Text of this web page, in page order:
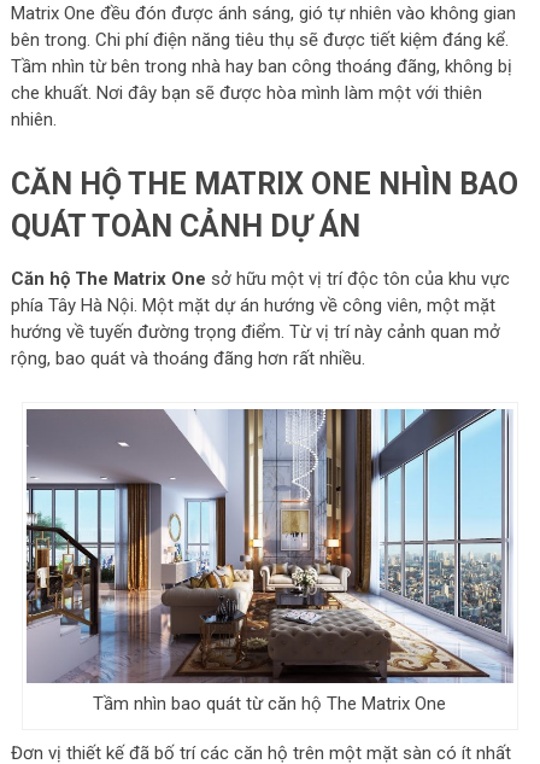
Matrix One đều đón được ánh sáng, gió tự nhiên vào không gian
bên trong. Chi phí điện năng tiêu thụ sẽ được tiết kiệm đáng kể.
Tầm nhìn từ bên trong nhà hay ban công thoáng đãng, không bị
che khuất. Nơi đây bạn sẽ được hòa mình làm một với thiên
nhiên.
CĂN HỘ THE MATRIX ONE NHÌN BAO
QUÁT TOÀN CẢNH DỰ ÁN
Căn hộ The Matrix One sở hữu một vị trí độc tôn của khu vực
phía Tây Hà Nội. Một mặt dự án hướng về công viên, một mặt
hướng về tuyến đường trọng điểm. Từ vị trí này cảnh quan mở
rộng, bao quát và thoáng đãng hơn rất nhiều.
Tầm nhìn bao quát từ căn hộ The Matrix One
Đơn vị thiết kế đã bố trí các căn hộ trên một mặt sàn có ít nhất